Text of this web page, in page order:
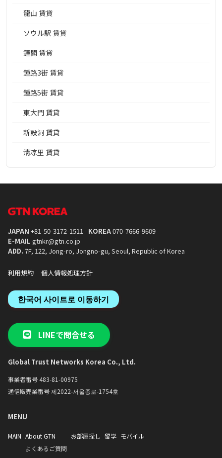
龍山 賃貸
ソウル駅 賃貸
鐘閣 賃貸
鍾路3街 賃貸
鍾路5街 賃貸
東大門 賃貸
新設洞 賃貸
淸凉里 賃貸
JAPAN +81-50-3172-1511 KOREA070-7666-9609
E-MAIL gtnkr@gtn.co.jp
ADD. 7F, 122, Jong-ro, Jongno-gu, Seoul, Republic of Korea
利用規約 個人情報処理方針
한국어 사이트로 이동하기
LINEで問合せる
Global Trust Networks Korea Co., Ltd.
事業者番号 483-81-00975
通信販売業番号 제2022-서울종로-1754호
MENU
MAIN About GTN
よくあるご質問
お部屋探し 留学 モバイル